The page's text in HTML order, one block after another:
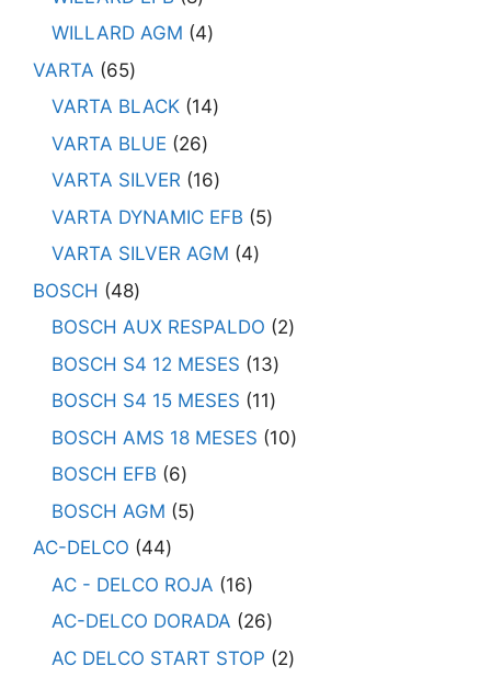
WILLARD AGM
4
VARTA
65
VARTA BLACK 14
VARTA BLUE
26
VARTA SILVER 16
VARTA DYNAMIC EFB
5
VARTA SILVER AGM
4
BOSCH
48
BOSCH AUX RESPALDO
2
BOSCH S4 12 MESES
13
BOSCH S4 15 MESES
11
BOSCH AMS 18 MESES
10
BOSCH EFB
6
BOSCH AGM
5
AC-DELCO
44
AC - DELCO ROJA
16
AC-DELCO DORADA
26
AC DELCO START STOP
2